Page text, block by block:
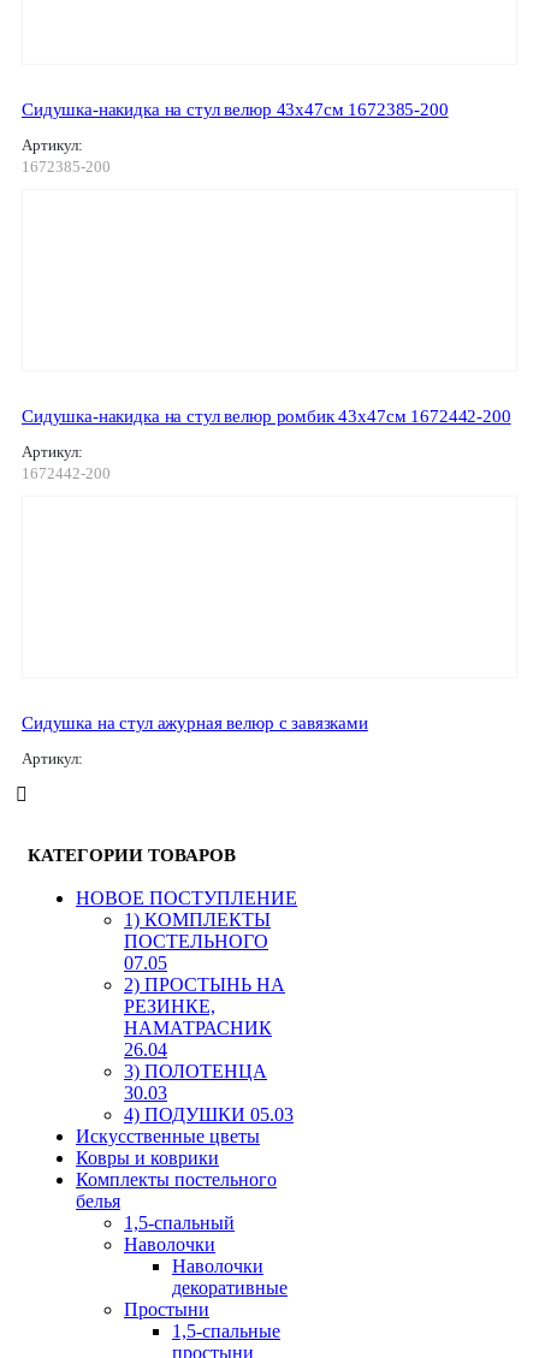
Сидушка-накидка на стул велюр 43х47см 1672385-200
Артикул:
1672385-200
Сидушка-накидка на стул велюр ромбик 43х47см 1672442-200
Артикул:
1672442-200
Сидушка на стул ажурная велюр с завязками
Артикул:
КАТЕГОРИИ ТОВАРОВ
HОВОЕ ПОСТУПЛЕНИЕ
1) КОМПЛЕКТЫ
ПОСТЕЛЬНОГО
07.05
2) ПРОСТЫНЬ НА
РЕЗИНКЕ,
НАМАТРАСНИК
26.04
3) ПОЛОТЕНЦА
30.03
4) ПОДУШКИ 05.03
Искусственные цветы
Ковры и коврики
Комплекты постельного
белья
1,5-спальный
Наволочки
Наволочки
декоративные
Простыни
1,5-спальные
простыни